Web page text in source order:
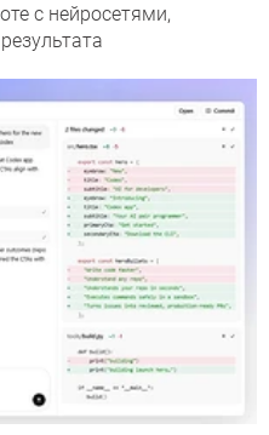
с нейросетями,